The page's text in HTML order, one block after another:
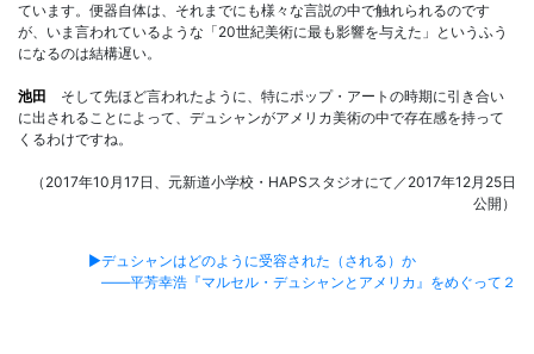
ています。便器自体は、それまでにも様々な言説の中で触れられるのです
が、いま言われているような「20世紀美術に最も影響を与えた」というふう
になるのは結構遅い。
池田 そして先ほど言われたように、特にポップ・アートの時期に引き合い
に出されることによって、デュシャンがアメリカ美術の中で存在感を持って
くるわけですね。
（2017年10月17日、元新道小学校・HAPSスタジオにて／2017年12月25日
公開）
▶デュシャンはどのように受容された（される）か
――平芳幸浩『マルセル・デュシャンとアメリカ』をめぐって２